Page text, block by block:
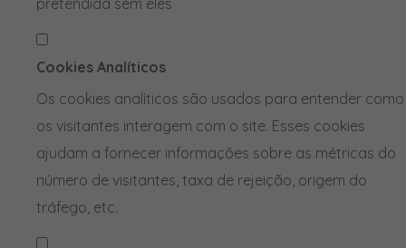
pretendida sem eles
Cookies Analíticos
Os cookies analíticos são usados para entender como
os visitantes interagem com o site. Esses cookies
ajudam a fornecer informações sobre as métricas do
número de visitantes, taxa de rejeição, origem do
tráfego, etc.